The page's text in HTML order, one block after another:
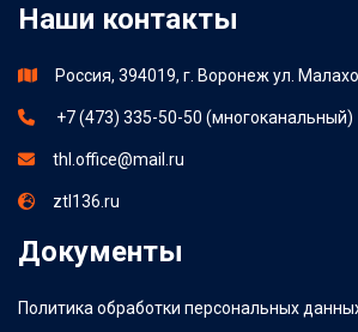
Наши контакты
Россия, 394019, г. Воронеж ул.
+7 (473) 335-50-50 (многоканальный)
thl.office@mail.ru
ztl136.ru
Документы
Политика обработки персональных